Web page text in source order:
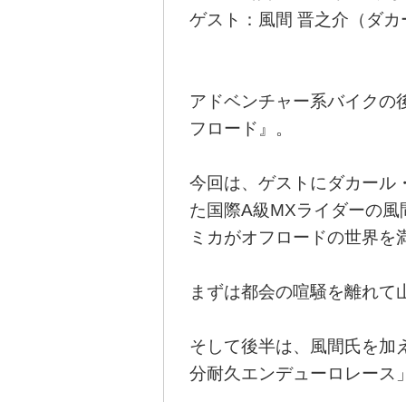
ゲスト：風間 晋之介（ダ
アドベンチャー系バイクの
フロード』。
今回は、ゲストにダカール
た国際A級MXライダーの
ミカがオフロードの世界を
まずは都会の喧騒を離れて
そして後半は、風間氏を
分耐久エンデューロレース